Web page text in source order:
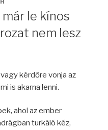
le kínos
nem lesz
kérdőre vonja az
is akarna lenni.
ahol az ember
turkáló kéz,